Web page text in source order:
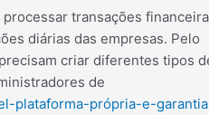
transações
diárias das empresas. Pelo
criar diferentes tipos
de
plataforma-própria-e-